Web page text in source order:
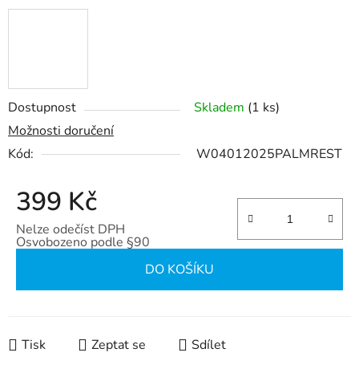
Dostupnost Skladem (1 ks)
Možnosti doručení
Kód:
W04012025PALMREST
399 Kč
Nelze odečíst DPH
Osvobozeno podle §90
DO KOŠÍKU
Tisk Zeptat se Sdílet